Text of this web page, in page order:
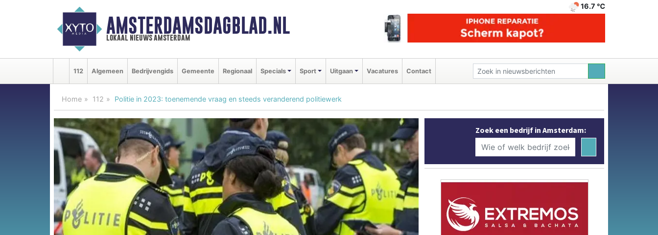
AMSTERDAMSDAGBLAD.NL
lokaal nieuws amsterdam
16.7 ℃
112 Algemeen Bedrijvengids Gemeente Regionaal Specials Sport Uitgaan Vacatures Contact
Home 112 Politie in 2023: toenemende vraag en steeds veranderend politiewerk
Zoek een bedrijf in Amsterdam: